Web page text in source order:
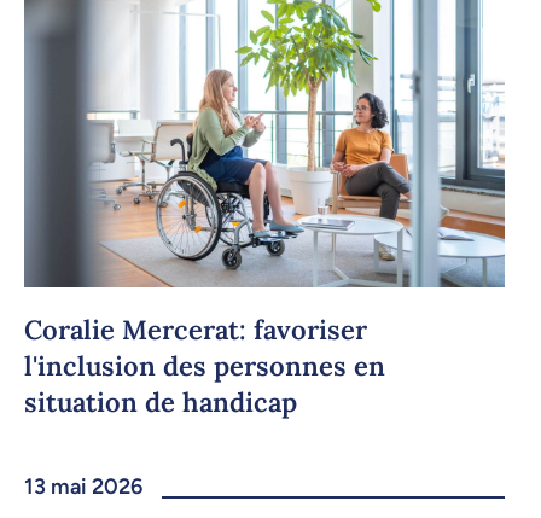
Coralie Mercerat: favoriser
l'inclusion des personnes en
situation de handicap
13 mai 2026